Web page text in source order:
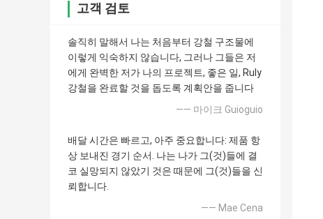
고객 검토
솔직히 말해서 나는 처음부터 강철 구조물에
이렇게 익숙하지 않습니다, 그러나 그들은 저
에게 완벽한 저가 나의 프로젝트, 좋은 일, Ruly
강철을 완료할 것을 돕도록 계획안을 줍니다
—— 마이크 Guioguio
배달 시간은 빠르고, 아주 중요합니다: 제품 항
상 보내진 경기 순서. 나는 나가 그(것)들에 결
코 실망되지 않았기 것은 때문에 그(것)들을 신
뢰합니다.
—— Mae Cena